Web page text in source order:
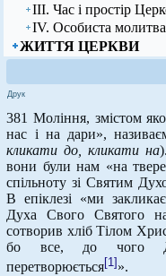
ІІІ. Час і простір
ІV. Особиста
ЖИТТЯ ЦЕРКВИ
Друк
381 Моління, змістом
нас і на дари»,
кликати до, кликати на
вони були нам «на
спільноту зі Святим
В епіклезі «ми
Духа Свого Святого
сотворив хліб Тілом
бо все, до чого
перетворюється[1] ».